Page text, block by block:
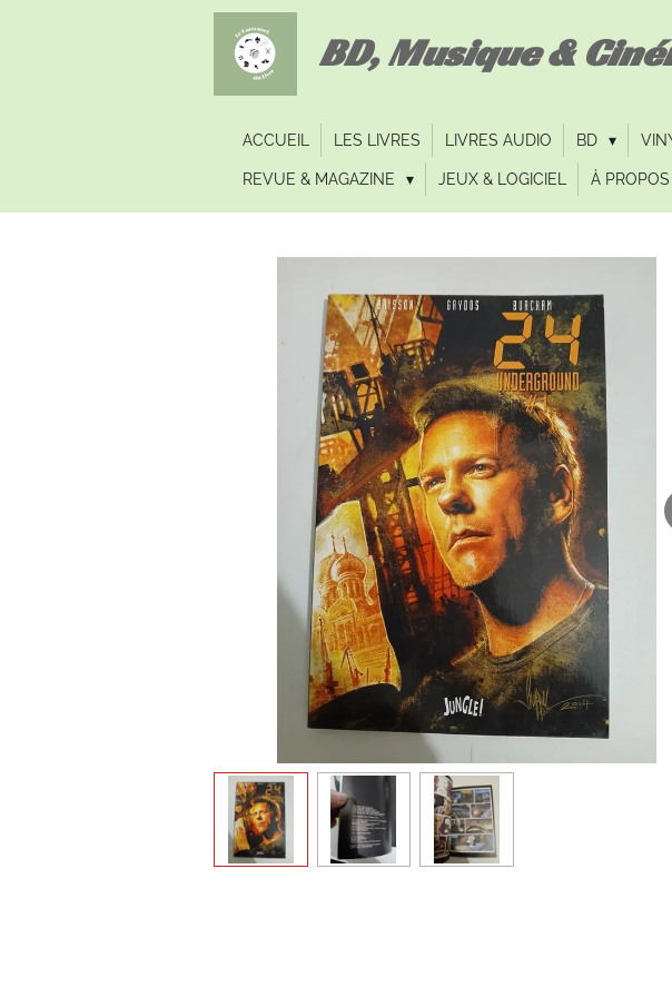
BD, Musique &
ACCUEIL LES LIVRES LIVRES AUDIO BD
REVUE & MAGAZINE JEUX & LOGICIEL À PROPOS